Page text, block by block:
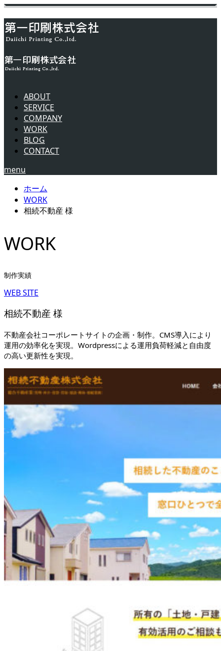
ABOUT
SERVICE
COMPANY
WORK
BLOG
CONTACT
menu
ホーム
WORK
相続不動産 様
WORK
制作実績
WEB SITE
相続不動産 様
不動産会社コーポレートサイトの企画・制作。CMS導入により
運用の効率化を実現。Wordpressによる運用負荷軽減と自由度
の高い更新性を実現。